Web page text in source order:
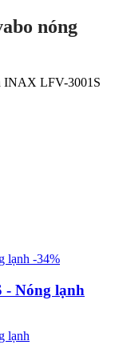
nóng
-34%
- Nóng lạnh